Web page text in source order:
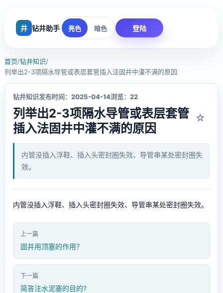
井 钻井助手 亮色 暗色 登陆
首页/钻井知识/
列举出2-3项隔水导管或表层套管插入法固井中灌不满的原因
钻井知识发布时间：2025-04-14浏览：22
列举出2-3项隔水导管或表层套管
插入法固井中灌不满的原因
☆
内管没插入浮鞋、插入头密封圈失效、导管串某处密封圈失
效。
内管没插入浮鞋、插入头密封圈失效、导管串某处密封圈失效。
上一篇
固井用顶塞的作用？
下一篇
简答注水泥塞的目的?